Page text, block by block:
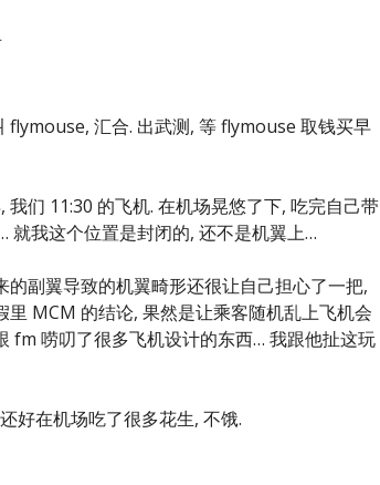
flymouse, 汇合. 出武测, 等 flymouse 取钱买早
们 11:30 的飞机. 在机场晃悠了下, 吃完自己带
就我这个位置是封闭的, 还不是机翼上…
副翼导致的机翼畸形还很让自己担心了一把,
MCM 的结论, 果然是让乘客随机乱上飞机会
fm 唠叨了很多飞机设计的东西… 我跟他扯这玩
好在机场吃了很多花生, 不饿.